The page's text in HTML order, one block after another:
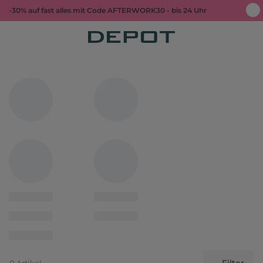
-30% auf fast alles mit Code AFTERWORK30 - bis 24 Uhr